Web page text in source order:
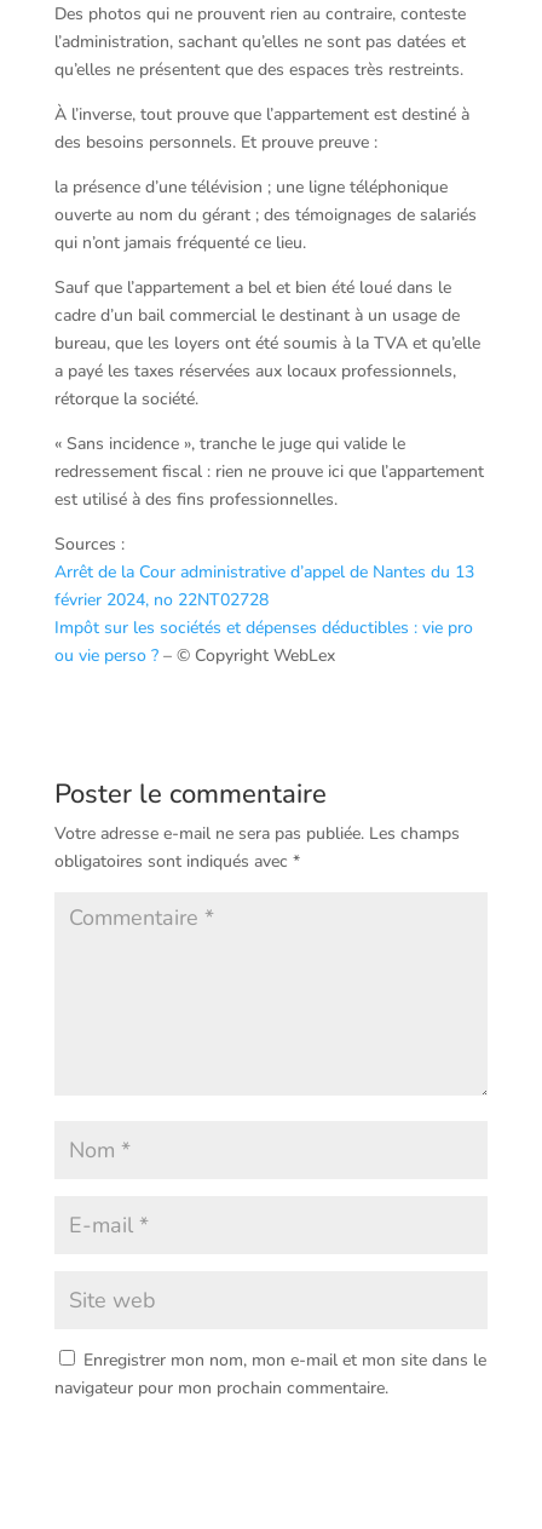
Des photos qui ne prouvent rien au contraire, conteste
l’administration, sachant qu’elles ne sont pas datées et
qu’elles ne présentent que des espaces très restreints.
À l’inverse, tout prouve que l’appartement est destiné à
des besoins personnels. Et prouve preuve :
la présence d’une télévision ; une ligne téléphonique
ouverte au nom du gérant ; des témoignages de salariés
qui n’ont jamais fréquenté ce lieu.
Sauf que l’appartement a bel et bien été loué dans le
cadre d’un bail commercial le destinant à un usage de
bureau, que les loyers ont été soumis à la TVA et qu’elle
a payé les taxes réservées aux locaux professionnels,
rétorque la société.
« Sans incidence », tranche le juge qui valide le
redressement fiscal : rien ne prouve ici que l’appartement
est utilisé à des fins professionnelles.
Sources :
Arrêt de la Cour administrative d’appel de Nantes du 13
février 2024, no 22NT02728
Impôt sur les sociétés et dépenses déductibles : vie pro
ou vie perso ?– © Copyright WebLex
Poster le commentaire
Votre adresse e-mail ne sera pas publiée. Les champs
obligatoires sont indiqués avec *
Enregistrer mon nom, mon e-mail et mon site dans le
navigateur pour mon prochain commentaire.